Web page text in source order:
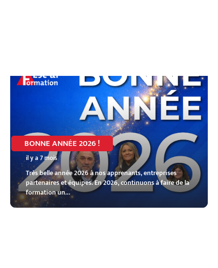
BONNE ANNÉE 2026 !
il y a 7 mois
Très belle année 2026 à nos apprenants, entreprises
partenaires et équipes. En 2026, continuons à faire de la
formation un…